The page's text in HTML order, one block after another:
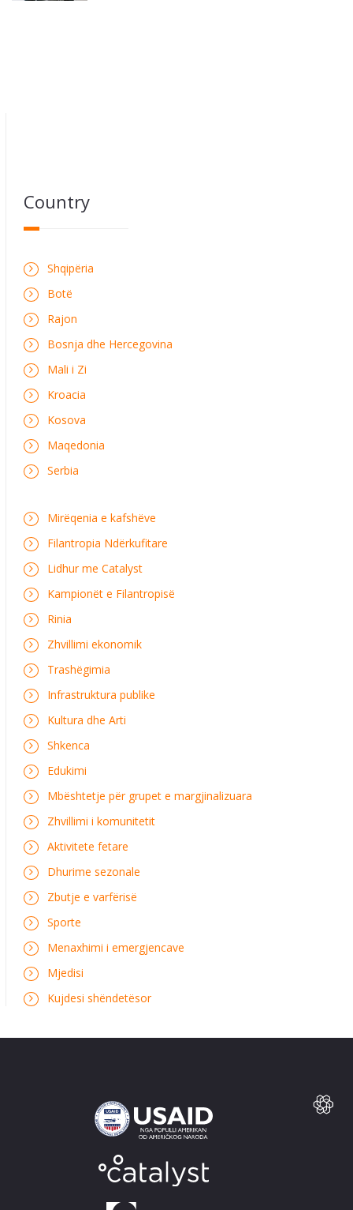
Country
Shqipëria
Botë
Rajon
Bosnja dhe Hercegovina
Mali i Zi
Kroacia
Kosova
Maqedonia
Serbia
Mirëqenia e kafshëve
Filantropia Ndërkufitare
Lidhur me Catalyst
Kampionët e Filantropisë
Rinia
Zhvillimi ekonomik
Trashëgimia
Infrastruktura publike
Kultura dhe Arti
Shkenca
Edukimi
Mbështetje për grupet e margjinalizuara
Zhvillimi i komunitetit
Aktivitete fetare
Dhurime sezonale
Zbutje e varfërisë
Sporte
Menaxhimi i emergjencave
Mjedisi
Kujdesi shëndetësor